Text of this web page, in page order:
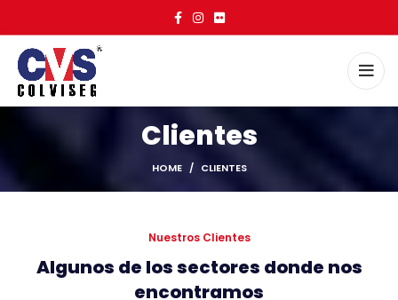
Clientes
HOME CLIENTES
Nuestros Clientes
Algunos de los sectores donde nos
encontramos